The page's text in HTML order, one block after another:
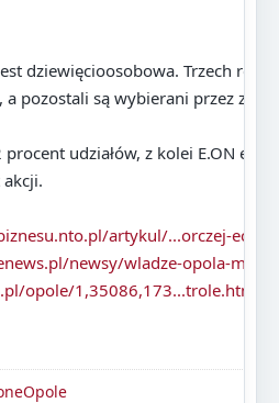
dziewięcioosobowa. Trzech
pozostali są wybierani przez
procent udziałów, z kolei E.ON
artykul/...orczej-eco
newsy/wladze-opola-
opole/1,35086,173...trole.html